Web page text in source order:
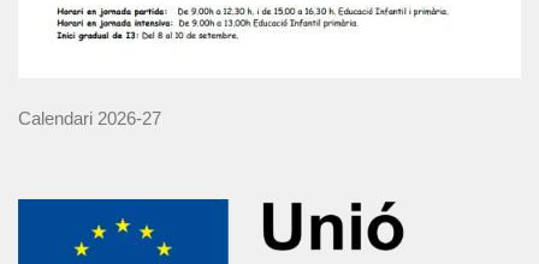
Calendari 2026-27